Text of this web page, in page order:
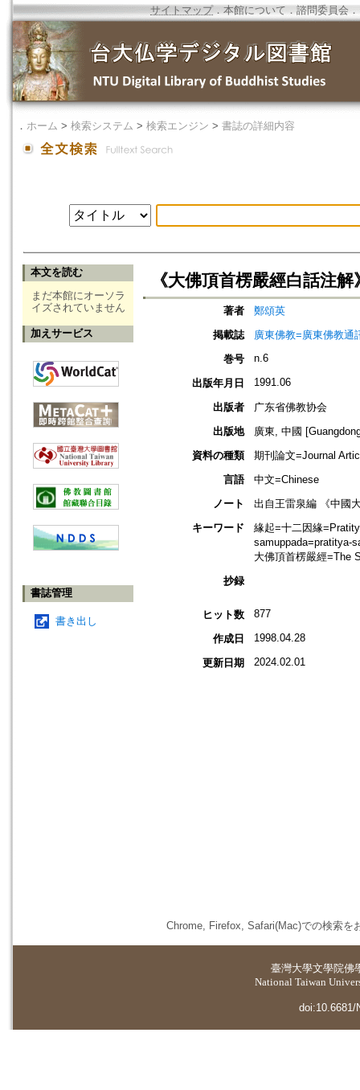
サイトマップ．本館について ． 諮問委員会 ．
． ホーム > 検索システム > 検索エンジン > 書誌の詳細内容
本文を読む
まだ本館にオーソラ
イズされていません
加えサービス
書誌管理
書き出し
《大佛頂首楞嚴經白話注
著者
鄭頌英
掲載誌
廣東佛教=廣東佛教通
巻号
n.6
出版年月日 1991.06
出版者
广东省佛教协会
出版地
廣東, 中國
資料の種類
期刊論文=Journal
言語
中文=Chinese
ノート
出自王雷泉編 《中國
キーワード
緣起=十二因緣
samuppada=pratitya-
大佛頂首楞嚴經=The
抄録
ヒット数 877
作成日 1998.04.28
更新日期 2024.02.01
Chrome, Firefox, Safari(Mac)での検索を
臺灣大學文學院佛
National Taiwan
doi:10.6681/